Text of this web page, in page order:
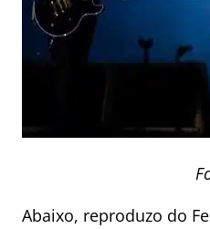
Abaixo, reproduzo do